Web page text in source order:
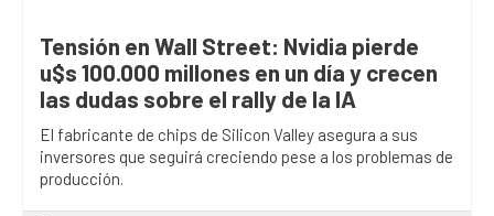
Tensión en Wall Street: Nvidia pierde
u$s 100.000 millones en un día y crecen
las dudas sobre el rally de la IA
El fabricante de chips de Silicon Valley asegura a sus
inversores que seguirá creciendo pese a los problemas de
producción.